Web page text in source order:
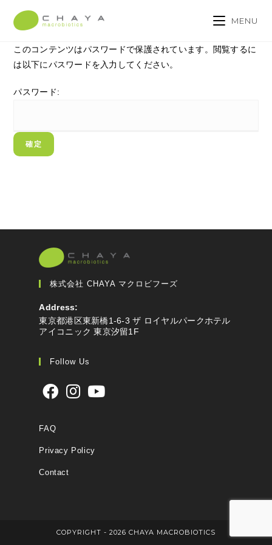
MENU
このコンテンツはパスワードで保護されています。閲覧するに
は以下にパスワードを入力してください。
パスワード:
株式会社 CHAYA マクロビフーズ
Address:
東京都港区東新橋1-6-3 ザ ロイヤルパークホテル
アイコニック 東京汐留1F
Follow Us
FAQ
Privacy Policy
Contact
COPYRIGHT - 2026 CHAYA MACROBIOTICS